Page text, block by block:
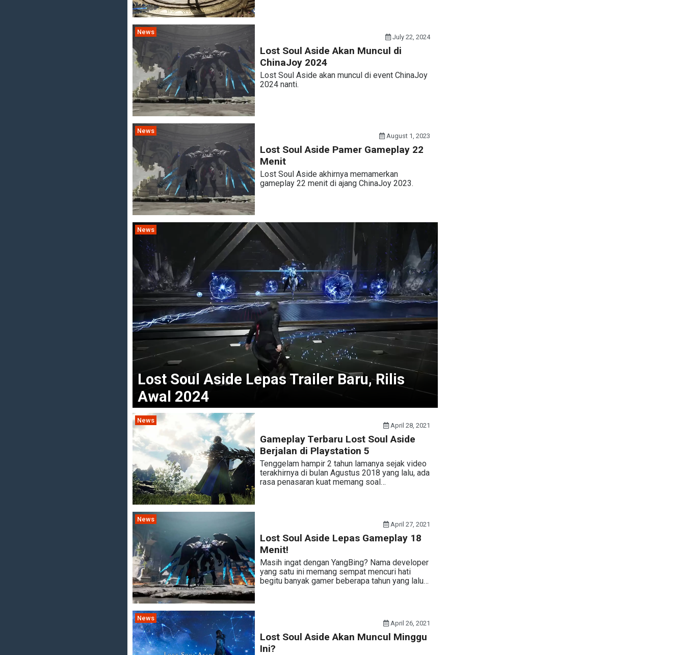
News
July 22, 2024
Lost Soul Aside Akan Muncul di
ChinaJoy 2024
Lost Soul Aside akan muncul di event ChinaJoy
2024 nanti.
News
August 1, 2023
Lost Soul Aside Pamer Gameplay 22
Menit
Lost Soul Aside akhirnya memamerkan
gameplay 22 menit di ajang ChinaJoy 2023.
News
Lost Soul Aside Lepas Trailer Baru, Rilis
Awal 2024
News
April 28, 2021
Gameplay Terbaru Lost Soul Aside
Berjalan di Playstation 5
Tenggelam hampir 2 tahun lamanya sejak video
terakhirnya di bulan Agustus 2018 yang lalu, ada
rasa penasaran kuat memang soal…
News
April 27, 2021
Lost Soul Aside Lepas Gameplay 18
Menit!
Masih ingat dengan YangBing? Nama developer
yang satu ini memang sempat mencuri hati
begitu banyak gamer beberapa tahun yang lalu…
News
April 26, 2021
Lost Soul Aside Akan Muncul Minggu
Ini?